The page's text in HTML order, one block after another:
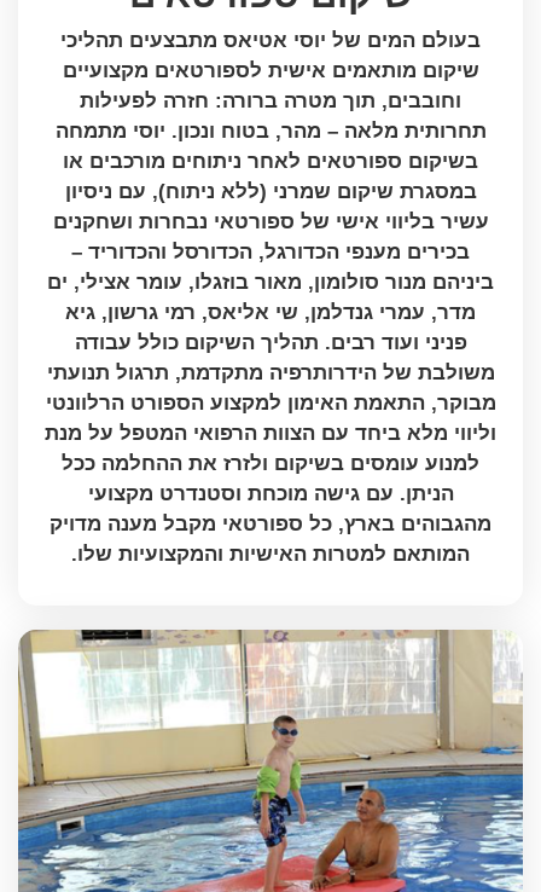
בעולם המים של יוסי אטיאס מתבצעים תהליכי
שיקום מותאמים אישית לספורטאים מקצועיים
וחובבים, תוך מטרה ברורה: חזרה לפעילות
תחרותית מלאה – מהר, בטוח ונכון. יוסי מתמחה
בשיקום ספורטאים לאחר ניתוחים מורכבים או
במסגרת שיקום שמרני (ללא ניתוח), עם ניסיון
עשיר בליווי אישי של ספורטאי נבחרות ושחקנים
בכירים מענפי הכדורגל, הכדורסל והכדוריד –
ביניהם מנור סולומון, מאור בוזגלו, עומר אצילי, ים
מדר, עמרי גנדלמן, שי אליאס, רמי גרשון, גיא
פניני ועוד רבים. תהליך השיקום כולל עבודה
משולבת של הידרותרפיה מתקדמת, תרגול תנועתי
מבוקר, התאמת האימון למקצוע הספורט הרלוונטי
וליווי מלא ביחד עם הצוות הרפואי המטפל על מנת
למנוע עומסים בשיקום ולזרז את ההחלמה ככל
הניתן. עם גישה מוכחת וסטנדרט מקצועי
מהגבוהים בארץ, כל ספורטאי מקבל מענה מדויק
המותאם למטרות האישיות והמקצועיות שלו.